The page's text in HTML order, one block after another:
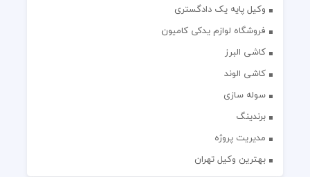
وکیل پایه یک دادگستری
فروشگاه لوازم یدکی کامیون
کاشی البرز
کاشی الوند
سوله سازی
برندینگ
مدیریت پروژه
بهترین وکیل تهران